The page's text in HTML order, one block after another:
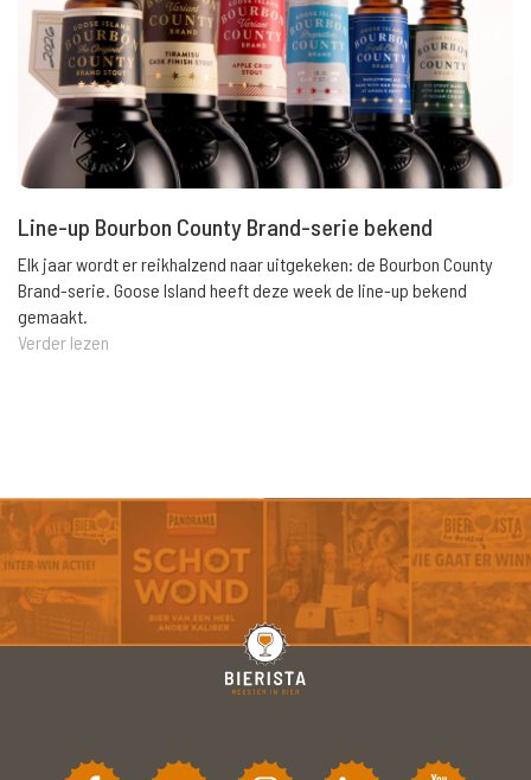
Line-up Bourbon County Brand-serie bekend
Elk jaar wordt er reikhalzend naar uitgekeken: de Bourbon County
Brand-serie. Goose Island heeft deze week de line-up bekend
gemaakt.
Verder lezen